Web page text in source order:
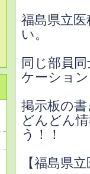
福島県立
い。
同じ部員
ケーショ
掲示板の
どんどん
う！！
【福島県